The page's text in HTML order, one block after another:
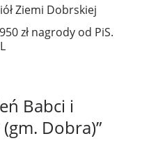
Ziemi Dobrskiej
zł nagrody od PiS.
Babci i
Dobra)”